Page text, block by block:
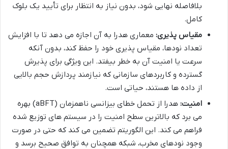
بلافاصله نهایی شود، بدون نیاز به انتظار برای تأیید یک بلوک
کامل.
مقیاس پذیری: معماری هدرا به آن اجازه می دهد تا با افزایش
تعداد نودها، مقیاس پذیری خود را حفظ کند، بدون آنکه
سرعت یا امنیت آن به خطر بیفتد. این ویژگی برای پذیرش
گسترده و کاربردهای سازمانی که نیازمند پردازش حجم بالایی
از داده ها هستند، حیاتی است.
امنیت:
هدرا از تحمل خطای بیزانسی ناهمزمان (aBFT) بهره
می برد که بالاترین سطح امنیت را در سیستم های توزیع شده
فراهم می کند. این الگوریتم تضمین می کند که حتی در صورت
وجود نودهای مخرب، شبکه همچنان به توافق صحیح برسد و